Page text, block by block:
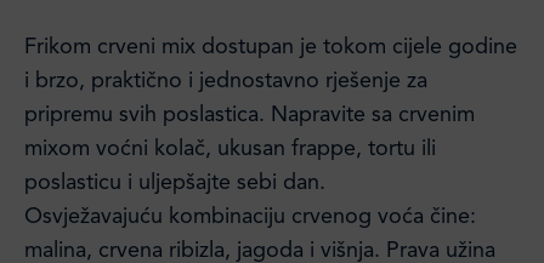
Frikom crveni mix dostupan je tokom cijele godine
i brzo, praktično i jednostavno rješenje za
pripremu svih poslastica. Napravite sa crvenim
mixom voćni kolač, ukusan frappe, tortu ili
poslasticu i uljepšajte sebi dan.
Osvježavajuću kombinaciju crvenog voća čine:
malina, crvena ribizla, jagoda i višnja. Prava užina